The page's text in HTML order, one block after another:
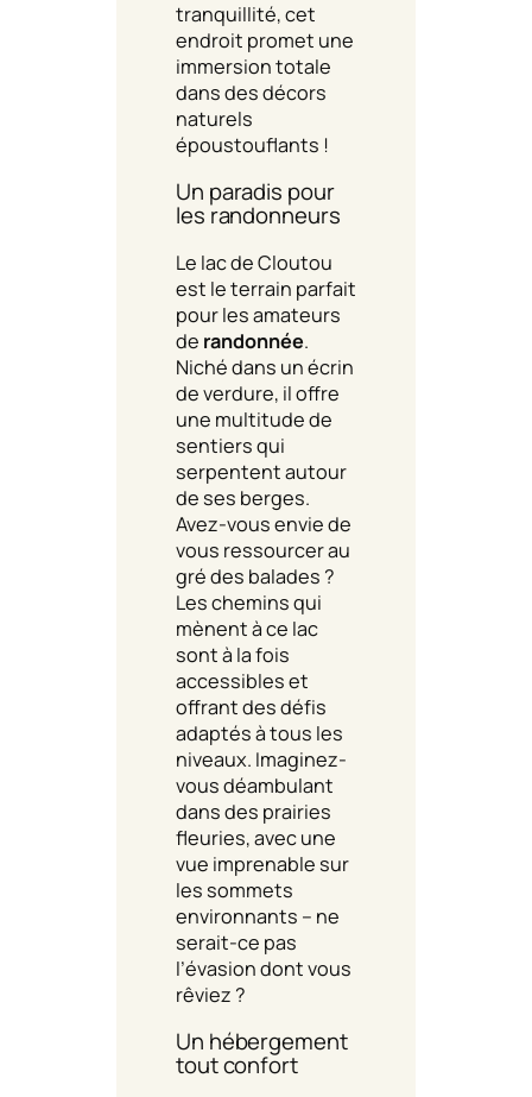
tranquillité, cet
endroit promet une
immersion totale
dans des décors
naturels
époustouflants !
Un paradis pour
les randonneurs
Le lac de Cloutou
est le terrain parfait
pour les amateurs
de randonnée.
Niché dans un écrin
de verdure, il offre
une multitude de
sentiers qui
serpentent autour
de ses berges.
Avez-vous envie de
vous ressourcer au
gré des balades ?
Les chemins qui
mènent à ce lac
sont à la fois
accessibles et
offrant des défis
adaptés à tous les
niveaux. Imaginez-
vous déambulant
dans des prairies
fleuries, avec une
vue imprenable sur
les sommets
environnants – ne
serait-ce pas
l’évasion dont vous
rêviez ?
Un hébergement
tout confort